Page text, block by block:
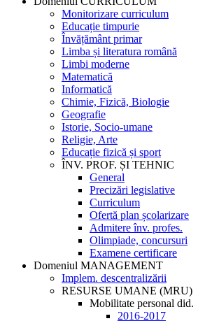
Monitorizare curriculum
Educație timpurie
Învățământ primar
Limba și literatura română
Limbi moderne
Matematică
Informatică
Chimie, Fizică, Biologie
Geografie
Istorie, Socio-umane
Religie, Arte
Educație fizică și sport
ÎNV. PROF. ȘI TEHNIC
General
Precizări legislative
Curriculum
Ofertă plan școlarizare
Admitere înv. profes.
Olimpiade, concursuri
Examene certificare
Domeniul MANAGEMENT
Implem. descentralizării
RESURSE UMANE (MRU)
Mobilitate personal did.
2016-2017